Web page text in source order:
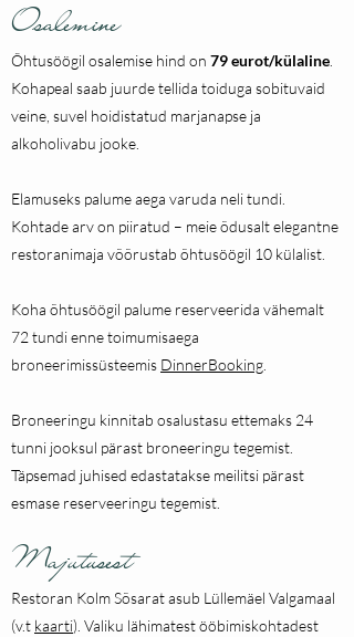
Osalemine
Õhtusöögil osalemise hind on 79 eurot/külaline
Kohapeal saab juurde tellida toiduga sobituvaid
veine, suvel hoidistatud marjanapse ja
alkoholivabu jooke.
Elamuseks palume aega varuda neli tundi.
Kohtade arv on piiratud – meie õdusalt elegantne
restoranimaja võõrustab õhtusöögil 10 külalist.
Koha õhtusöögil palume reserveerida vähemalt
72 tundi enne toimumisaega
broneerimissüsteemis DinnerBooking
Broneeringu kinnitab osalustasu ettemaks 24
tunni jooksul pärast broneeringu tegemist.
Täpsemad juhised edastatakse meilitsi pärast
esmase reserveeringu tegemist.
Majutusest
Restoran Kolm Sõsarat asub Lüllemäel Valgamaal
(v.t kaarti). Valiku lähimatest ööbimiskohtadest